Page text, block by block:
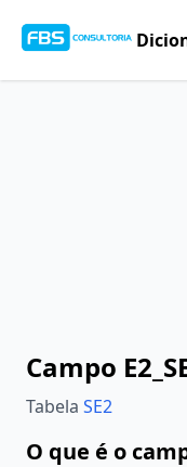
Campo
Tabela SE2
O que é o